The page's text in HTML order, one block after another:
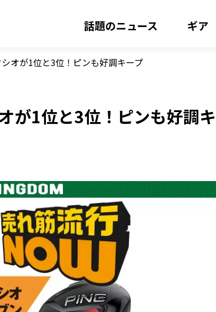
話題のニュース ギア
オが1位と3位！ピンも好調キープ
が1位と3位！ピンも好調キ